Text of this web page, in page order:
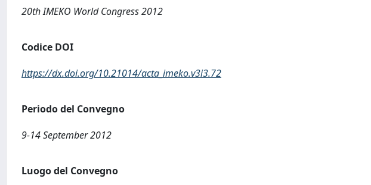
20th IMEKO World Congress 2012
Codice DOI
https://dx.doi.org/10.21014/acta_imeko.v3i3.72
Periodo del Convegno
9-14 September 2012
Luogo del Convegno